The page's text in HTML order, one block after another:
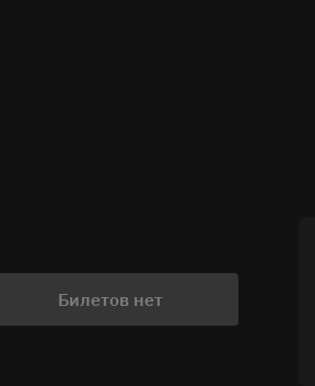
Билетов нет